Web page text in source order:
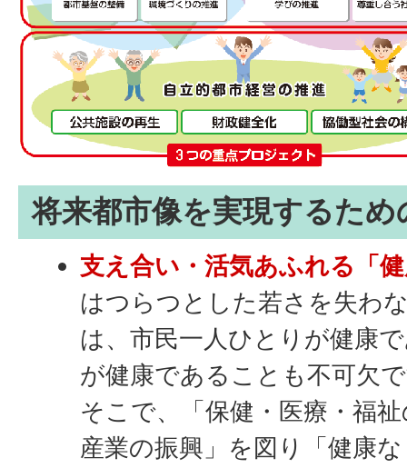
将来都市像を実現するた
支え合い・活気あふれる「
はつらつとした若さを失わ
は、市民一人ひとりが健康
が健康であることも不可欠
そこで、「保健・医療・福
産業の振興」を図り「健康